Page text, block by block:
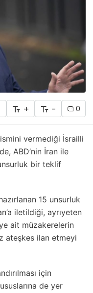
+ - 0
vermediği İsrailli
ABD’nin İran ile
bir teklif
15 unsurluk
iletildiği, ayrıyeten
ait müzakerelerin
ateşkes ilan etmeyi
için
de yer